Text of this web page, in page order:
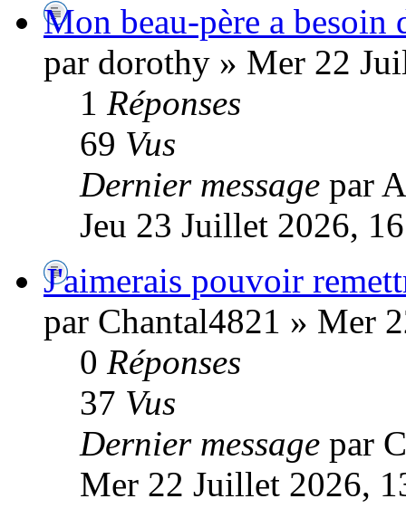
Mon beau-père a
par dorothy » Mer 22
1 Réponses
69 Vus
Dernier message par
Jeu 23 Juillet 2026,
J'aimerais pouvoir
par Chantal4821 » Mer
0 Réponses
37 Vus
Dernier message par
Mer 22 Juillet 2026,